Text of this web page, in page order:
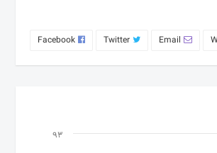
Email
Twitter
Facebook
93